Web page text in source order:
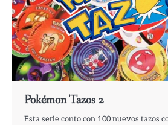
Pokémon Tazos 2
Esta serie conto con 100 nuevos tazos